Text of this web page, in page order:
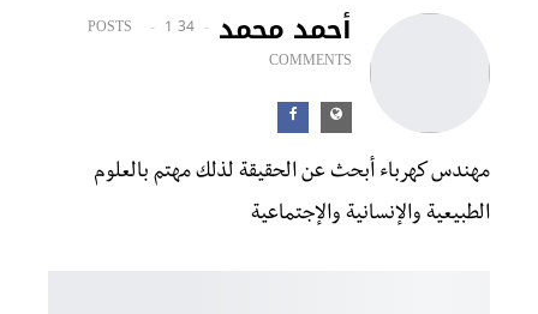
أحمد محمد 34 POSTS
1
COMMENTS
مهندس كهرباء أبحث عن الحقيقة لذلك مهتم بالعلوم
الطبيعية والإنسانية والإجتماعية